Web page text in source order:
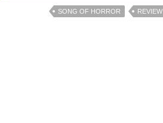
REVIEW
SONG OF HORROR